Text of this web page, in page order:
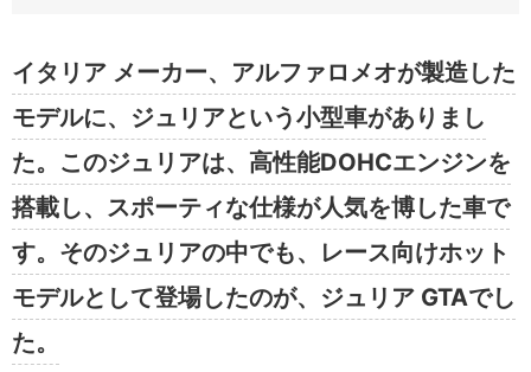
イタリア メーカー、アルファロメオが製造した
モデルに、ジュリアという小型車がありまし
た。このジュリアは、高性能DOHCエンジンを
搭載し、スポーティな仕様が人気を博した車で
す。そのジュリアの中でも、レース向けホット
モデルとして登場したのが、ジュリア GTAでし
た。